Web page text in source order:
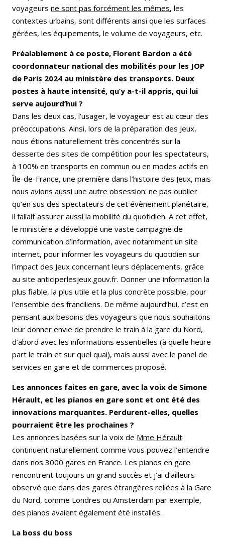
voyageurs ne sont pas forcément les mêmes, les
contextes urbains, sont différents ainsi que les surfaces
gérées, les équipements, le volume de voyageurs, etc.
Préalablement à ce poste, Florent Bardon a été
coordonnateur national des mobilités pour les JOP
de Paris 2024 au ministère des transports. Deux
postes à haute intensité, qu’y a-t-il appris, qui lui
serve aujourd’hui ?
Dans les deux cas, l’usager, le voyageur est au cœur des
préoccupations. Ainsi, lors de la préparation des Jeux,
nous étions naturellement très concentrés sur la
desserte des sites de compétition pour les spectateurs,
à 100% en transports en commun ou en modes actifs en
Île-de-France, une première dans l’histoire des Jeux, mais
nous avions aussi une autre obsession: ne pas oublier
qu’en sus des spectateurs de cet évènement planétaire,
il fallait assurer aussi la mobilité du quotidien. A cet effet,
le ministère a développé une vaste campagne de
communication d’information, avec notamment un site
internet, pour informer les voyageurs du quotidien sur
l’impact des Jeux concernant leurs déplacements, grâce
au site anticiperlesjeux.gouv.fr. Donner une information la
plus fiable, la plus utile et la plus concrète possible, pour
l’ensemble des franciliens. De même aujourd’hui, c’est en
pensant aux besoins des voyageurs que nous souhaitons
leur donner envie de prendre le train à la gare du Nord,
d’abord avec les informations essentielles (à quelle heure
part le train et sur quel quai), mais aussi avec le panel de
services en gare et de commerces proposé.
Les annonces faites en gare, avec la voix de Simone
Hérault, et les pianos en gare sont et ont été des
innovations marquantes. Perdurent-elles, quelles
pourraient être les prochaines ?
Les annonces basées sur la voix de Mme Hérault
continuent naturellement comme vous pouvez l’entendre
dans nos 3000 gares en France. Les pianos en gare
rencontrent toujours un grand succès et j’ai d’ailleurs
observé que dans des gares étrangères reliées à la Gare
du Nord, comme Londres ou Amsterdam par exemple,
des pianos avaient également été installés.
La boss du boss